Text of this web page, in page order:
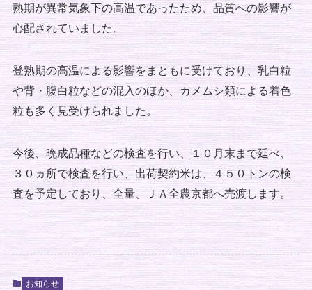
熟期が異常気象下の高温であったため、品質への影響が
心配されていました。
登熟期の高温による影響をまともに受けており、乳白粒
や背・腹白粒などの混入のほか、カメムシ類による着色
粒も多く見受けられました。
今後、晩成品種などの検査を行い、１０月末まで延べ、
３０ヵ所で検査を行い、出荷契約米は、４５０トンの検
査を予定しており、全量、ＪＡ全農京都へ売渡します。
お知らせ